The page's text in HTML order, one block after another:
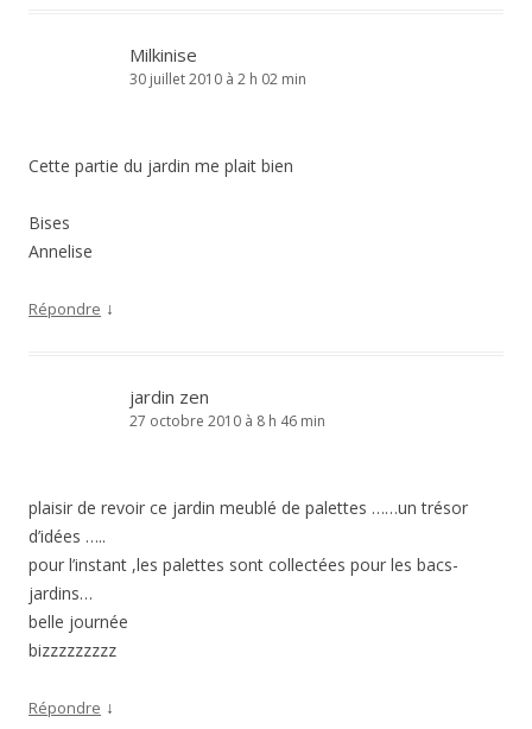
Milkinise
30 juillet 2010 à 2 h 02 min
Cette partie du jardin me plait bien
Bises
Annelise
Répondre ↓
jardin zen
27 octobre 2010 à 8 h 46 min
plaisir de revoir ce jardin meublé de palettes ……un trésor
d’idées …..
pour l’instant ,les palettes sont collectées pour les bacs-
jardins…
belle journée
bizzzzzzzzz
Répondre ↓